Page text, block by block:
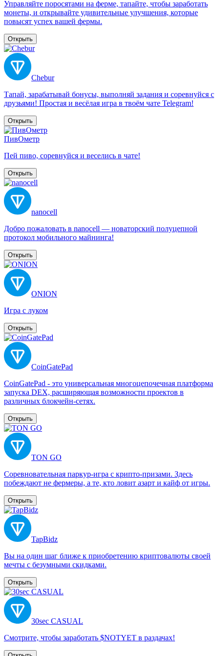
Управляйте поросятами на ферме, тапайте, чтобы заработать
монеты, и открывайте удивительные улучшения, которые
повысят успех вашей фермы.
Открыть
Chebur
Тапай, зарабатывай бонусы, выполняй задания и соревнуйся с
друзьями! Простая и весёлая игра в твоём чате Telegram!
Открыть
ПивОметр
Пей пиво, соревнуйся и веселись в чате!
Открыть
nanocell
Добро пожаловать в nanocell — новаторский полуцепной
протокол мобильного майнинга!
Открыть
ONION
Игра с луком
Открыть
CoinGatePad
CoinGatePad - это универсальная многоцепочечная платформа
запуска DEX, расширяющая возможности проектов в
различных блокчейн-сетях.
Открыть
TON GO
Соревновательная паркур-игра с крипто-призами. Здесь
побеждают не фермеры, а те, кто ловит азарт и кайф от игры.
Открыть
TapBidz
Вы на один шаг ближе к приобретению криптовалюты своей
мечты с безумными скидками.
Открыть
30sec CASUAL
Смотрите, чтобы заработать $NOTYET в раздачах!